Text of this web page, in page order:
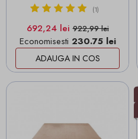
(1)
Pret
692,24 leiPret de baza
922,99 lei
Economisesti 230.75 lei
ADAUGA IN COS